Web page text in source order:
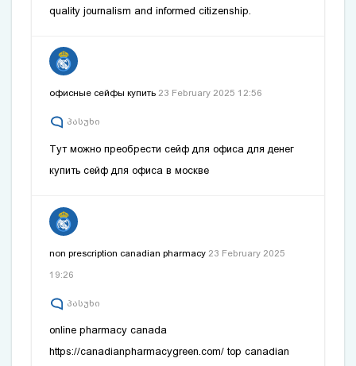
quality journalism and informed citizenship.
офисные сейфы купить 23 February 2025 12:56
პასუხი
Тут можно преобрести сейф для офиса для денег
купить сейф для офиса в москве
non prescription canadian pharmacy 23 February 2025
19:26
პასუხი
online pharmacy canada
https://canadianpharmacygreen.com/top canadian